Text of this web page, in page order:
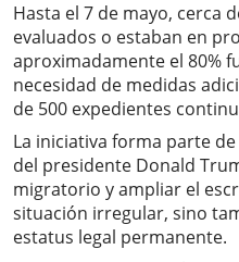
Hasta el 7 de mayo, cerca
evaluados o estaban en
aproximadamente el 80%
necesidad de medidas
de 500 expedientes
La iniciativa forma parte
del presidente Donald
migratorio y ampliar el
situación irregular, sino
estatus legal permanente.